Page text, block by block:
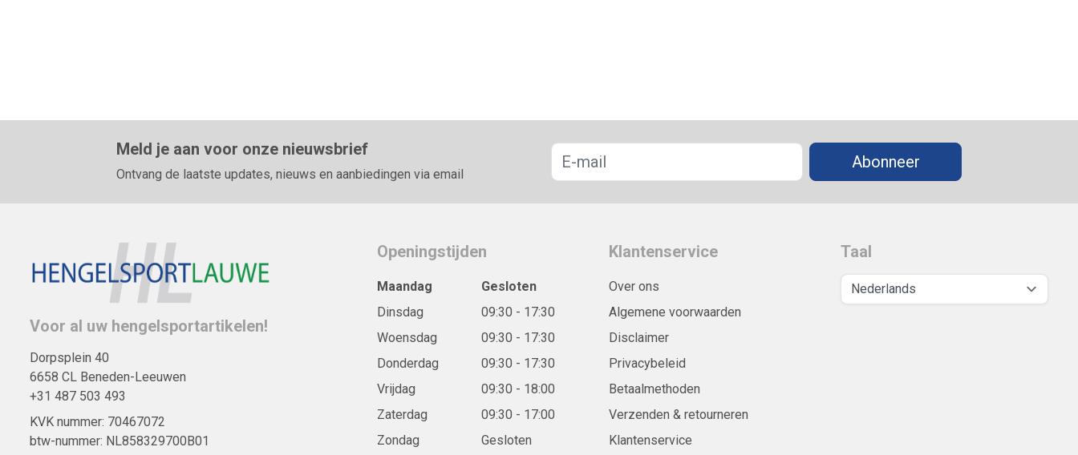
Meld je aan voor onze nieuwsbrief
Ontvang de laatste updates, nieuws en aanbiedingen via email
Abonneer
Voor al uw hengelsportartikelen!
Dorpsplein 40
6658 CL Beneden-Leeuwen
+31 487 503 493
KVK nummer: 70467072
btw-nummer: NL858329700B01
Openingstijden
Maandag
Gesloten
Dinsdag
09:30 - 17:30
Woensdag
09:30 - 17:30
Donderdag
09:30 - 17:30
Vrijdag
09:30 - 18:00
Zaterdag
09:30 - 17:00
Zondag
Gesloten
Klantenservice
Over ons
Algemene voorwaarden
Disclaimer
Privacybeleid
Betaalmethoden
Verzenden & retourneren
Klantenservice
Taal